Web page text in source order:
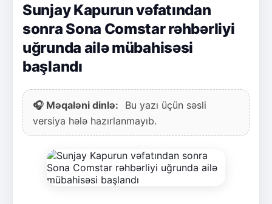
Sunjay Kapurun vəfatından
sonra Sona Comstar rəhbərliyi
uğrunda ailə mübahisəsi
başlandı
🎧 Məqaləni dinlə:
Bu yazı üçün səsli
versiya hələ hazırlanmayıb.